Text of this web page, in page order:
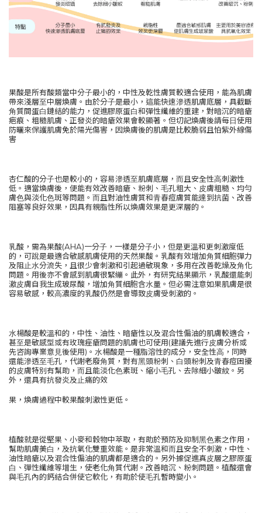
果酸是所有酸類當中分⼦最⼩的，中性及乾性膚質較適合使⽤，能為肌膚
帶來淺層⾄中層煥膚。由於分⼦是最⼩，這能快速滲透肌膚底層，具截斷
⾓質間蛋⽩鏈結的能⼒，促進膠原蛋⽩和彈性纖維的重建，對暗沉的暗瘡
疤痕、粗糙肌膚、正發炎的暗瘡效果會較顯著。但切記煥膚後請每⽇使⽤
防曬來保護肌膚免於陽光傷害，因煥膚後的肌膚是比較脆弱且怕紫外線傷
害
杏仁酸的分⼦也是較⼩的，容易滲透⾄肌膚底層，⽽且安全性⾼刺激性
低。適當煥膚後，便能有效改善暗瘡、粉刺、⽑孔粗⼤、⽪膚粗糙、均勻
膚⾊與淡化⾊斑等問題。⽽且對油性膚質和⻘春痘膚質能達到抗菌、改善
阻塞等良好效果，因具有親脂性所以煥膚效果是更深層的。
乳酸，需為果酸(AHA)⼀分⼦，⼀樣是分⼦⼩，但是更溫和更刺激度低
的，可說是最適合敏感肌膚使⽤的天然果酸。乳酸有效增加⾓質細胞彈⼒
及阻⽌⽔分流失，且很少會刺激和引起過敏現象，多⽤在改善乾燥及⾓化
問題。⽤後亦不會感到肌膚很緊繃。此外，有研究結果顯示，乳酸還能刺
激⽪膚⾃我⽣成玻尿酸，增加⾓質細胞含⽔量。但必需注意如果肌膚是很
容易敏感，較⾼濃度的乳酸仍然是會導致⽪膚受刺激的。
⽔楊酸是較溫和的，中性、油性、暗瘡性以及混合性偏油的肌膚較適合，
甚⾄是敏感型或有玫瑰痤瘡問題的肌膚也可使⽤(建議先進⾏⽪膚分析或
先咨詢專業意⾒後使⽤)。⽔楊酸是⼀種脂溶性的成分，安全性⾼，同時
還能滲透⾄⽑孔，代謝老廢⾓質，對有⿊頭粉刺、⽩頭粉刺及⻘春痘困擾
的⽪膚特別有幫助，⽽且能淡化⾊素斑、縮⼩⽑孔、去除細⼩皺紋。另
外，還具有抗發炎及⽌痛的效
果，煥膚過程中較果酸刺激性更低。
植酸就是從堅果、⼩麥和穀物中萃取，有助於預防及抑制⿊⾊素之作⽤，
幫助肌膚美⽩，及抗氧化雙重效能。是非常溫和⽽且安全不刺激，中性、
油性暗瘡以及混合性偏油的肌膚都是適合的。另外據促進真⽪層之膠原蛋
⽩、彈性纖維等增⽣，使老化⾓質代謝。改善暗沉、粉刺問題。植酸還會
與⽑孔內的鈣結合併使它軟化，有助於使⽑孔暫時變⼩ 。